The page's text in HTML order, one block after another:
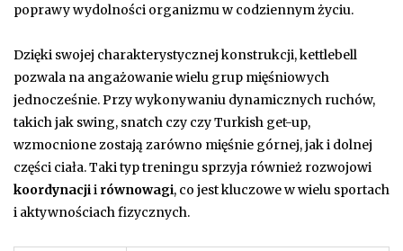
poprawy wydolności organizmu w codziennym życiu.
Dzięki swojej charakterystycznej konstrukcji, kettlebell
pozwala na angażowanie wielu grup mięśniowych
jednocześnie. Przy wykonywaniu dynamicznych ruchów,
takich jak swing, snatch czy czy Turkish get-up,
wzmocnione zostają zarówno mięśnie górnej, jak i dolnej
części ciała. Taki typ treningu sprzyja również rozwojowi
koordynacjii równowagi, co jest kluczowe w wielu sportach
i aktywnościach fizycznych.